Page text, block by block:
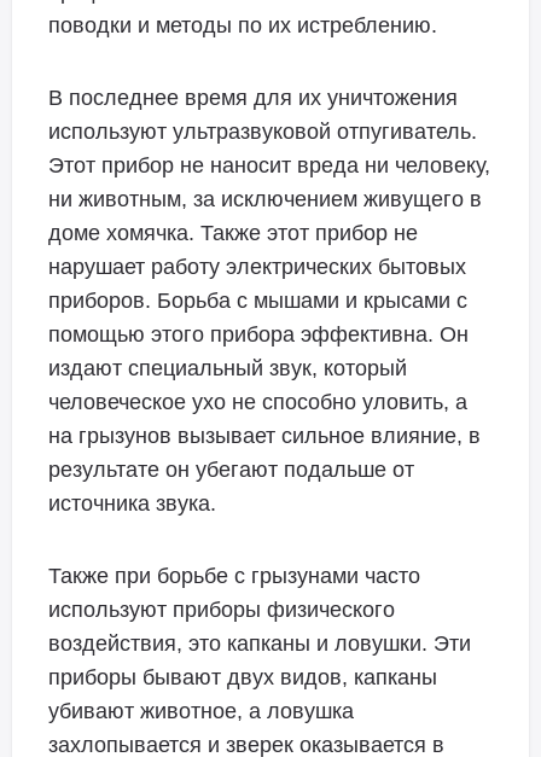
поводки и методы по их истреблению.
В последнее время для их уничтожения
используют ультразвуковой отпугиватель.
Этот прибор не наносит вреда ни человеку,
ни животным, за исключением живущего в
доме хомячка. Также этот прибор не
нарушает работу электрических бытовых
приборов. Борьба с мышами и крысами с
помощью этого прибора эффективна. Он
издают специальный звук, который
человеческое ухо не способно уловить, а
на грызунов вызывает сильное влияние, в
результате он убегают подальше от
источника звука.
Также при борьбе с грызунами часто
используют приборы физического
воздействия, это капканы и ловушки. Эти
приборы бывают двух видов, капканы
убивают животное, а ловушка
захлопывается и зверек оказывается в